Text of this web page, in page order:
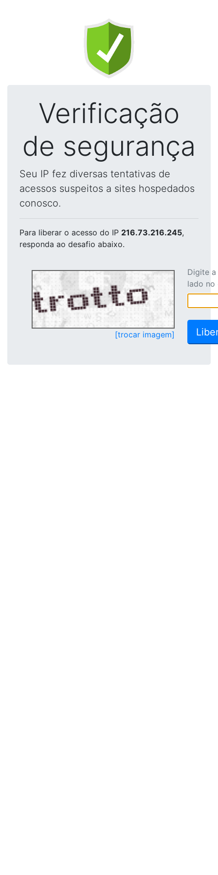
Verificação
de segurança
Seu IP fez diversas tentativas de
acessos suspeitos a sites hospedados
conosco.
Para liberar o acesso do IP 216.73.216.245,
responda ao desafio abaixo.
[trocar imagem]
Digite
lado no